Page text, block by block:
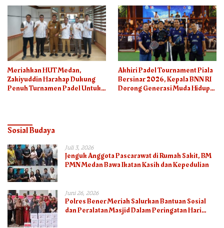
Meriahkan HUT Medan,
Zakiyuddin Harahap Dukung
Penuh Turnamen Padel Untuk
Akhiri Padel Tournament Piala
Bersinar 2026, Kepala BNN RI
Dorong Generasi Muda Hidup
Sosial Budaya
Juli 3, 2026
Jenguk Anggota Pascarawat di Rumah Sakit, BM
PMN Medan Bawa Ikatan Kasih dan Kepedulian
Juni 26, 2026
Polres Bener Meriah Salurkan Bantuan Sosial
dan Peralatan Masjid Dalam Peringatan Hari